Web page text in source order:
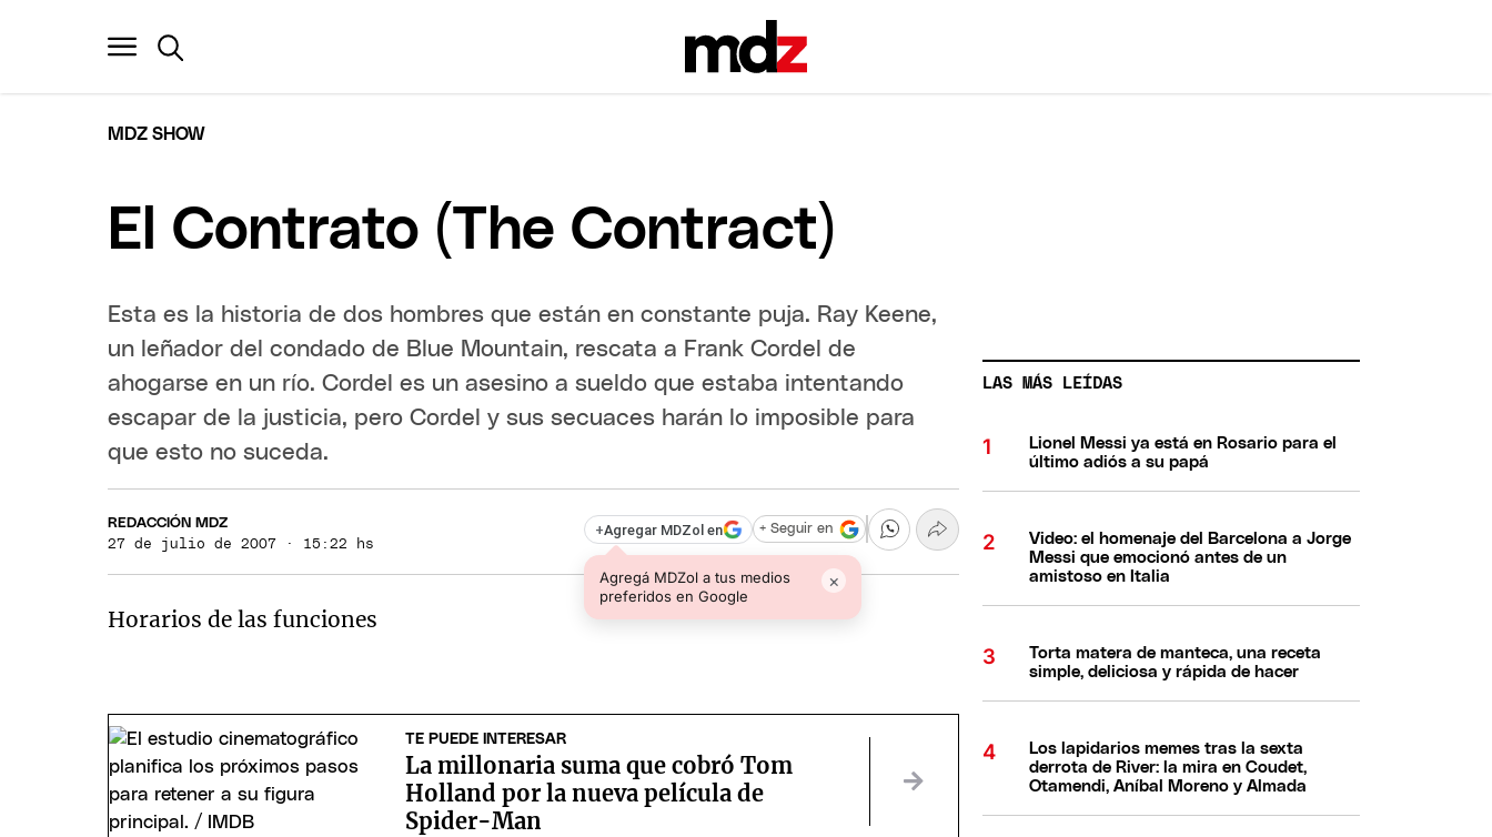
MDZ SHOW
El Contrato (The Contract)
Esta es la historia de dos hombres que están en constante puja. Ray Keene,
un leñador del condado de Blue Mountain, rescata a Frank Cordel de
ahogarse en un río. Cordel es un asesino a sueldo que estaba intentando
escapar de la justicia, pero Cordel y sus secuaces harán lo imposible para
que esto no suceda.
REDACCIÓN MDZ
27 de julio de 2007 · 15:22 hs
+Agregar MDZol en
Agregá MDZol a tus medios
preferidos en Google
×
+ Seguir en
Horarios de las funciones
TE PUEDE INTERESAR
La millonaria suma que cobró Tom
Holland por la nueva película de
Spider-Man
LAS MÁS LEÍDAS
Lionel Messi ya está en Rosario para el
último adiós a su papá
Video: el homenaje del Barcelona a Jorge
Messi que emocionó antes de un
amistoso en Italia
Torta matera de manteca, una receta
simple, deliciosa y rápida de hacer
Los lapidarios memes tras la sexta
derrota de River: la mira en Coudet,
Otamendi, Aníbal Moreno y Almada